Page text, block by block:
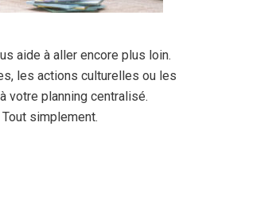
aide à aller encore plus loin.
les actions culturelles ou les
votre planning centralisé.
Tout simplement.